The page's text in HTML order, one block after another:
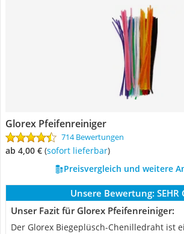
Glorex Pfeifenreiniger
714 Bewertungen
ab 4,00 € ( Sofort lieferbar)
Preisvergleich und weitere
Unsere Bewertung: SEHR
Unser Fazit für Glorex Pfeifenreiniger:
Der Glorex Biegeplüsch-Chenilledraht ist